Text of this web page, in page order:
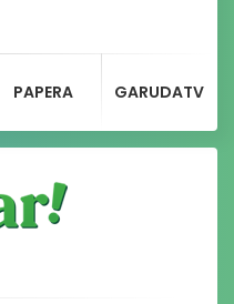
PAPERA GARUDATV